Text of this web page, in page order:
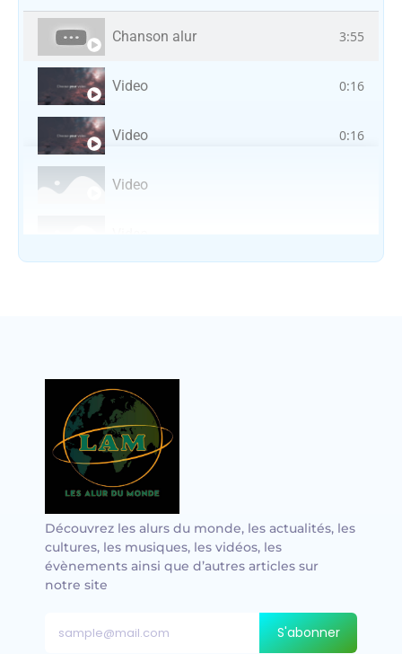
Chanson alur 3:55
Video 0:16
Video 0:16
Video
Découvrez les alurs du monde, les actualités, les
cultures, les musiques, les vidéos, les
évènements ainsi que d’autres articles sur
notre site
S'abonner